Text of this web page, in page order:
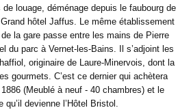
louage, déménage depuis le faubourg de
hôtel Jaffus. Le même établissement
la gare passe entre les mains de Pierre
du parc à Vernet-les-Bains. Il s’adjoint les
originaire de Laure-Minervois, dont la
gourmets. C’est ce dernier qui achètera
(Meublé à neuf - 40 chambres) et le
qu’il devienne l’Hôtel Bristol.